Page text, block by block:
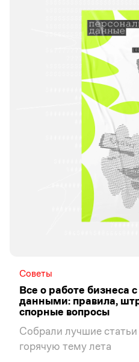
Советы
Все о работе бизнеса
данными: правила,
спорные вопросы
Собрали лучшие
горячую тему лета